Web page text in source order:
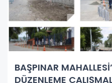
BAŞPINAR
DÜZENLEME